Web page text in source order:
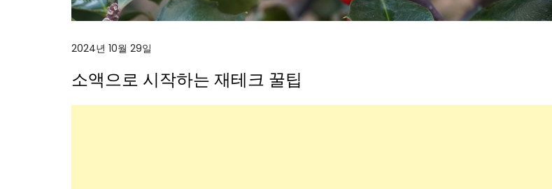
2024년 10월 29일
소액으로 시작하는 재테크 꿀팁